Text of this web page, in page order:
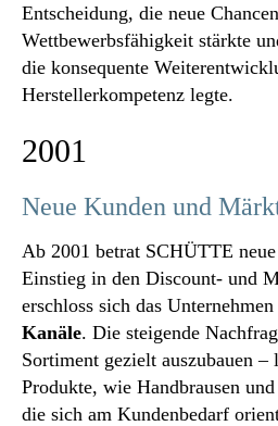
Entscheidung, die neue
Wettbewerbsfähigkeit stärkte
die konsequente
Herstellerkompetenz legte.
2001
Neue Kunden und
Ab 2001 betrat SCHÜTTE
Einstieg in den Discount- und
erschloss sich das Unternehmen
Kanäle. Die steigende
Sortiment gezielt auszubauen –
Produkte, wie Handbrausen und
die sich am Kundenbedarf